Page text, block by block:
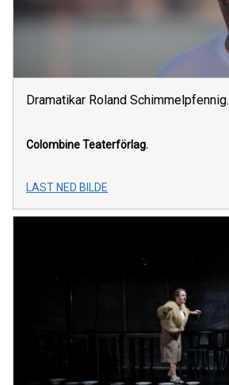
Dramatikar Roland Schimmelpfennig.
Colombine Teaterförlag.
LAST NED BILDE